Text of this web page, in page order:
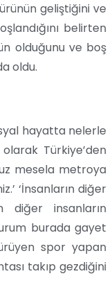
geliştiğini ve
belirten
olduğunu ve boş
oldu.
hayatta nelerle
olarak Türkiye’den
mesela metroya
‘İnsanların diğer
diğer insanların
burada gayet
spor yapan
takıp gezdiğini